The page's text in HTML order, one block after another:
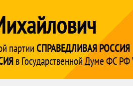
партии СПРАВЕДЛИВАЯ РОССИЯ
в Государственной Думе ФС РФ